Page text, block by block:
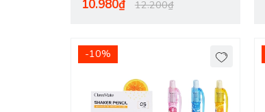
MP208
10.980₫ 12.200₫
-10%